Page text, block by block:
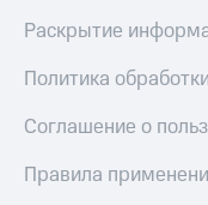
Раскрытие
Политика
Соглашение о
Правила